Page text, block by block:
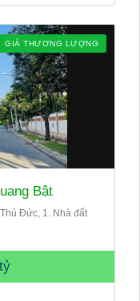
GIÁ THƯƠNG LƯỢNG
Bật
Đức, 1. Nhà đất